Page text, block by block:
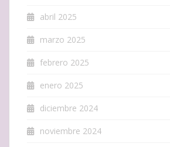
abril 2025
marzo 2025
febrero 2025
enero 2025
diciembre 2024
noviembre 2024